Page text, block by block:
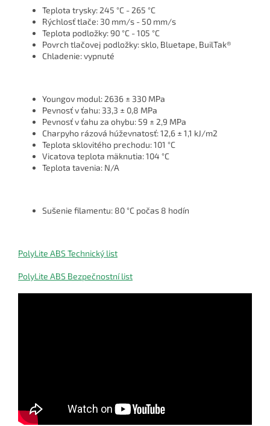
Teplota trysky: 245 °C - 265 °C
Rýchlosť tlače: 30 mm/s - 50 mm/s
Teplota podložky: 90 °C - 105 °C
Povrch tlačovej podložky: sklo, Bluetape, BuilTak®
Chladenie: vypnuté
Youngov modul: 2636 ± 330 MPa
Pevnosť v ťahu: 33,3 ± 0,8 MPa
Pevnosť v ťahu za ohybu: 59 ± 2,9 MPa
Charpyho rázová húževnatosť: 12,6 ± 1,1 kJ/m2
Teplota sklovitého prechodu: 101 °C
Vicatova teplota mäknutia: 104 °C
Teplota tavenia: N/A
Sušenie filamentu: 80 °C počas 8 hodín
PolyLite ABS Technický list
PolyLite ABS Bezpečnostní list